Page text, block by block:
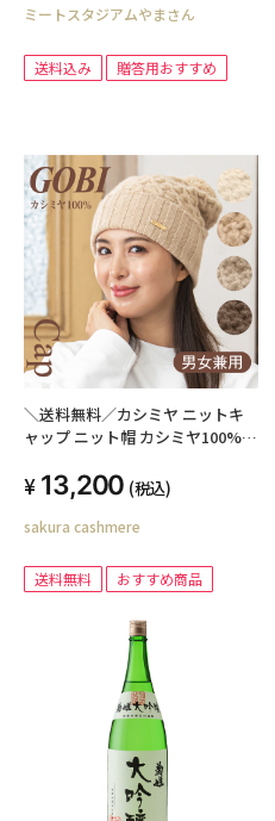
ミートスタジアムやまさん
送料込み 贈答用おすすめ
＼送料無料／カシミヤ ニットキ
ャップ ニット帽 カシミヤ100%
ット キャップ ケーブル編み 無染
色 無漂白 GOBI ゴビ カシミア 小
顔 男女兼用 秋冬 誕生日 ギフト
13,200 (税込)
sakura cashmere
送料無料 おすすめ商品